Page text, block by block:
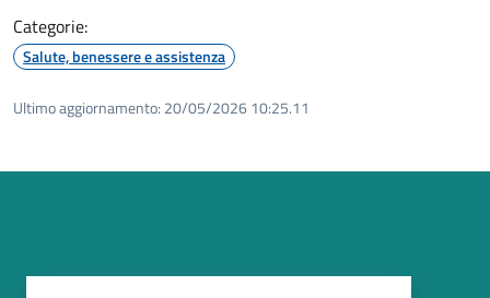
Categorie:
Salute, benessere e assistenza
Ultimo aggiornamento: 20/05/2026 10:25.11